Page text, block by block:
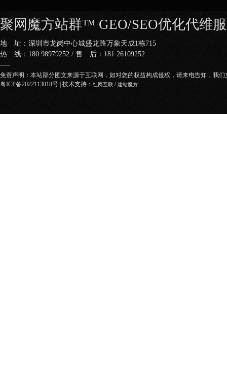
聚网魔方站群™ GEO/SEO优化代维
地 址：深圳市龙岗中心城盛龙路万象天成1栋715
热 线：180 98979252 / 售 后：181 26109252
——
免责声明：本站部分图文来源于互联网，如对您的权益构成侵权，请来电告知，我们
粤ICP备2022113018号 | 技术支持： 红网互联 /建站魔方